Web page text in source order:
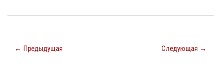
← Предыдущая Следующая →